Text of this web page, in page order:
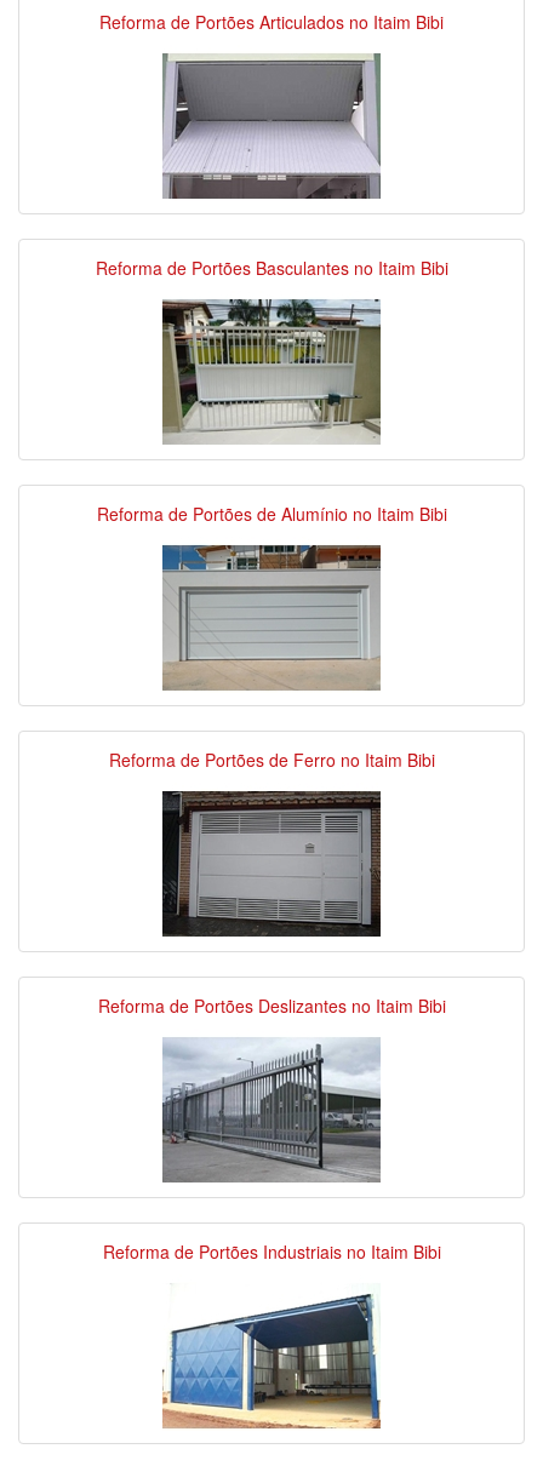
Reforma de Portões Articulados no Itaim Bibi
Reforma de Portões Basculantes no Itaim Bibi
Reforma de Portões de Alumínio no Itaim Bibi
Reforma de Portões de Ferro no Itaim Bibi
Reforma de Portões Deslizantes no Itaim Bibi
Reforma de Portões Industriais no Itaim Bibi